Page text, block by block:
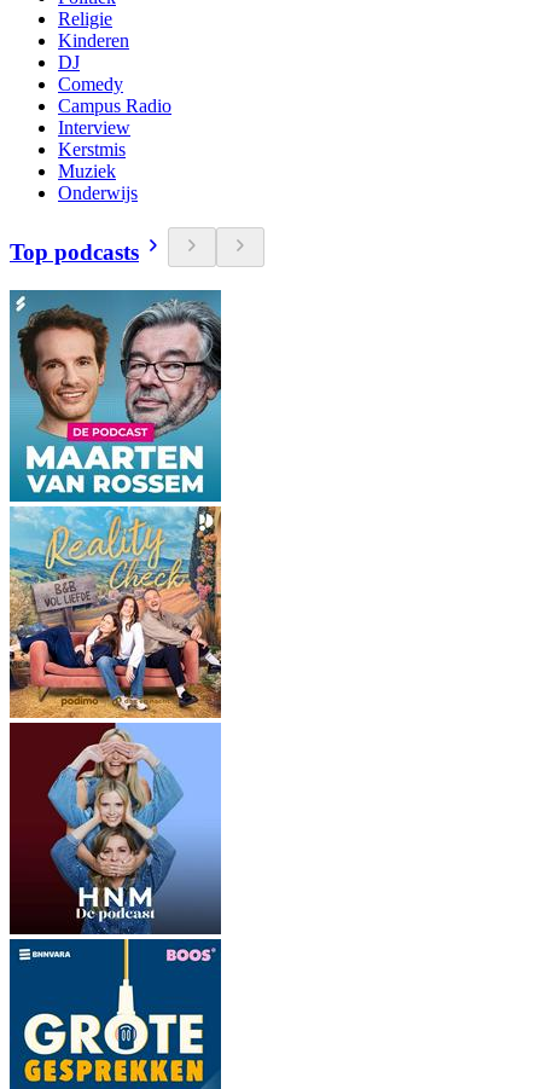
Religie
Kinderen
DJ
Comedy
Campus Radio
Interview
Kerstmis
Muziek
Onderwijs
Top podcasts